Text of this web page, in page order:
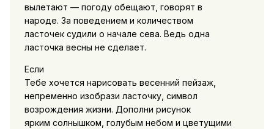
вылетают — погоду обещают, говорят в
народе. За поведением и количеством
ласточек судили о начале сева. Ведь одна
ласточка весны не сделает.
Если
Тебе хочется нарисовать весенний пейзаж,
непременно изобрази ласточку, символ
возрождения жизни. Дополни рисунок
ярким солнышком, голубым небом и цветущими